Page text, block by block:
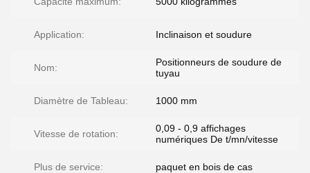
Application: Inclinaison et soudure
Nom:
Positionneurs de soudure de
tuyau
Diamètre de Tableau: 1000 mm
Vitesse de rotation:
0,09 - 0,9 affichages
numériques De t/mn/vitesse
Plus de service: paquet en bois de cas